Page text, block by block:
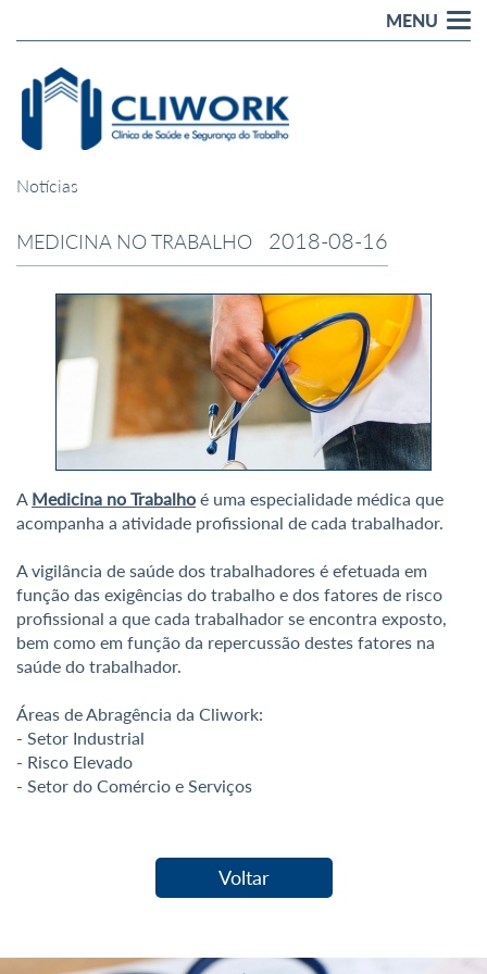
MENU
Notícias
MEDICINA NO TRABALHO 2018-08-16
A Medicina no Trabalho é uma especialidade médica que
acompanha a atividade profissional de cada trabalhador.
A vigilância de saúde dos trabalhadores é efetuada em
função das exigências do trabalho e dos fatores de risco
profissional a que cada trabalhador se encontra exposto,
bem como em função da repercussão destes fatores na
saúde do trabalhador.
Áreas de Abragência da Cliwork:
- Setor Industrial
- Risco Elevado
- Setor do Comércio e Serviços
Voltar